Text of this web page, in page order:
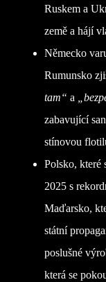
Ruskem a
země a hájí
Německo
Rumunsko
tam“ a
zabavující
stínovou
Polsko, které
2025 s
Maďarsko,
státní
poslušné
která se